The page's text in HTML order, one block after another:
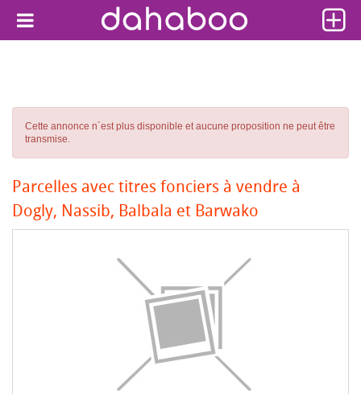
Cette annonce n´est plus disponible et aucune proposition ne peut être
transmise.
Parcelles avec titres fonciers à vendre à
Dogly, Nassib, Balbala et Barwako